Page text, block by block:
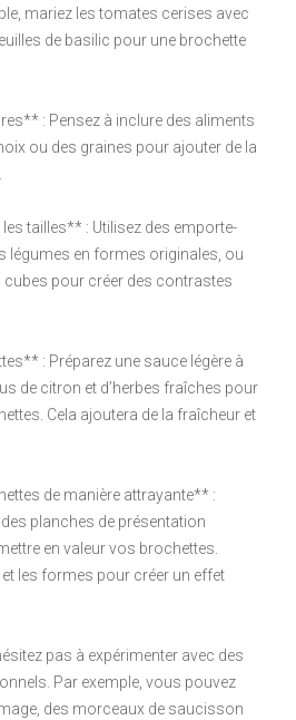
mariez les tomates cerises avec
de basilic pour une brochette
: Pensez à inclure des aliments
ou des graines pour ajouter de la
tailles** : Utilisez des emporte-
légumes en formes originales, ou
cubes pour créer des contrastes
: Préparez une sauce légère à
de citron et d’herbes fraîches pour
Cela ajoutera de la fraîcheur et
de manière attrayante** :
planches de présentation
en valeur vos brochettes.
les formes pour créer un effet
pas à expérimenter avec des
Par exemple, vous pouvez
des morceaux de saucisson